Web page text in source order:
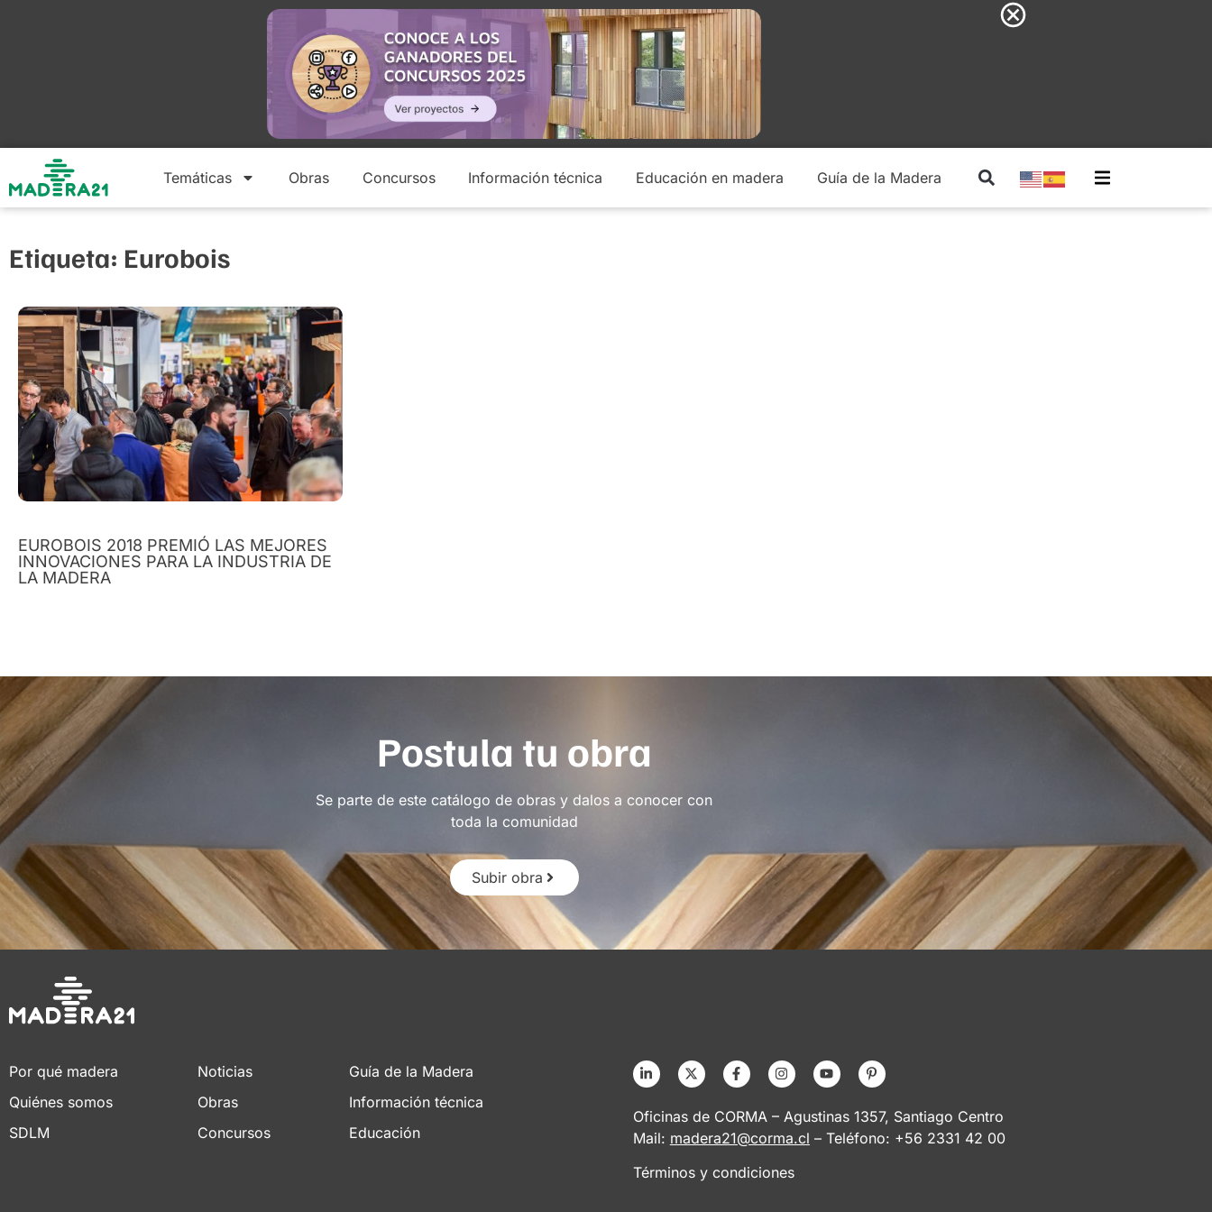
Temáticas Obras Concursos Información técnica Educación en madera Guía de la Madera
Etiqueta: Eurobois
EUROBOIS 2018 PREMIÓ LAS MEJORES
INNOVACIONES PARA LA INDUSTRIA DE
LA MADERA
Postula tu obra
Se parte de este catálogo de obras y dalos a conocer con
toda la comunidad
Subir obra
Por qué madera
Quiénes somos
SDLM
Noticias
Obras
Concursos
Guía de la Madera
Información técnica
Educación
Oficinas de CORMA – Agustinas 1357, Santiago Centro
Mail: madera21@corma.cl – Teléfono: +56 2331 42 00
Términos y condiciones